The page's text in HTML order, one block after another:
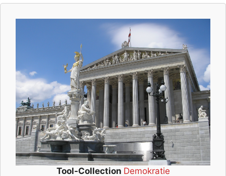
Tool-Collection Demokratie